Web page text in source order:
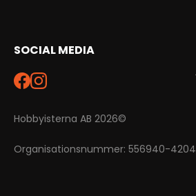
SOCIAL MEDIA
Hobbyisterna AB 2026©
Organisationsnummer: 556940-4204